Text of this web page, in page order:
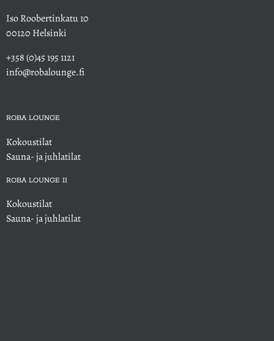
Iso Roobertinkatu 10
00120 Helsinki
+358 (0)45 195 1121
info@robalounge.fi
ROBA LOUNGE
Kokoustilat
Sauna- ja juhlatilat
ROBA LOUNGE II
Kokoustilat
Sauna- ja juhlatilat